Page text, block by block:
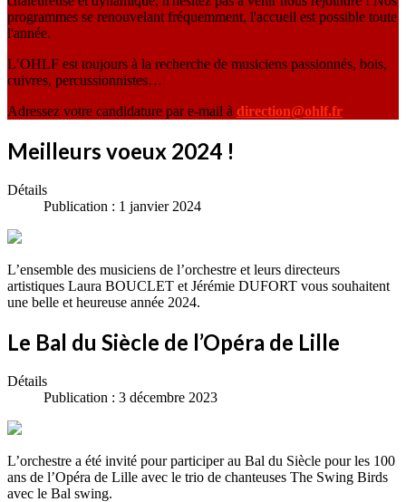
programmes se renouvelant fréquemment, l'accueil est possible toute
l'année.
L’OHLF est toujours à la recherche de musiciens passionnés, bois,
cuivres, percussionnistes…
Adressez votre candidature par e-mail à direction@ohlf.fr
Meilleurs voeux 2024 !
Détails
Publication : 1 janvier 2024
L’ensemble des musiciens de l’orchestre et leurs directeurs
artistiques Laura BOUCLET et Jérémie DUFORT vous souhaitent
une belle et heureuse année 2024.
Le Bal du Siècle de l’Opéra de Lille
Détails
Publication : 3 décembre 2023
L’orchestre a été invité pour participer au Bal du Siècle pour les 100
ans de l’Opéra de Lille avec le trio de chanteuses The Swing Birds
avec le Bal swing.